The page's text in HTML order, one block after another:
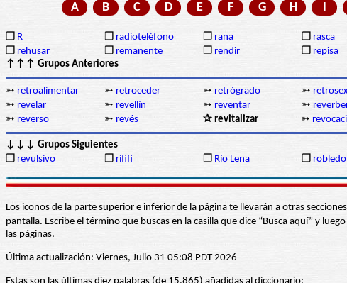
A B C D E F G H I
❒ R ❒ radioteléfono ❒ rana ❒ rasca
❒ rehusar ❒ remanente ❒ rendir ❒ repisa
↑↑↑ Grupos Anteriores
➳ retroalimentar ➳ retroceder ➳ retrógrado ➳
➳ revelar ➳ revellín ➳ reventar ➳
➳ reverso ➳ revés ✰ revitalizar ➳
↓↓↓ Grupos Siguientes
❒ revulsivo ❒ rififi ❒ Río Lena ❒ robledo
Los iconos de la parte superior e inferior de la página te llevarán a otras
pantalla. Escribe el término que buscas en la casilla que dice “Busca aquí” y
las páginas.
Última actualización: Viernes, Julio 31 05:08 PDT 2026